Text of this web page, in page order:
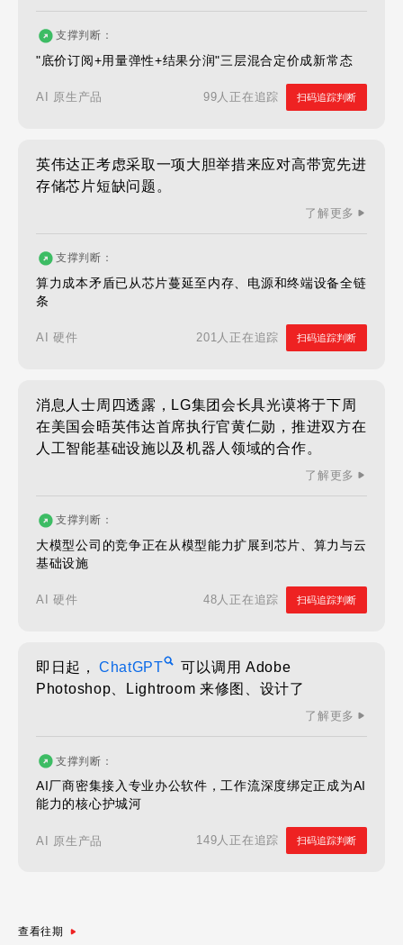
支撑判断：
"底价订阅+用量弹性+结果分润"三层混合定价成新常态
AI 原生产品 99人正在追踪 扫码追踪判断
英伟达正考虑采取一项大胆举措来应对高带宽先进
存储芯片短缺问题。
了解更多
支撑判断：
算力成本矛盾已从芯片蔓延至内存、电源和终端设备全链
条
AI 硬件 201人正在追踪 扫码追踪判断
消息人士周四透露，LG集团会长具光谟将于下周
在美国会晤英伟达首席执行官黄仁勋，推进双方在
人工智能基础设施以及机器人领域的合作。
了解更多
支撑判断：
大模型公司的竞争正在从模型能力扩展到芯片、算力与云
基础设施
AI 硬件 48人正在追踪 扫码追踪判断
即日起， ChatGPT
可以调用 Adobe
Photoshop、Lightroom 来修图、设计了
了解更多
支撑判断：
AI厂商密集接入专业办公软件，工作流深度绑定正成为AI
能力的核心护城河
AI 原生产品 149人正在追踪 扫码追踪判断
查看往期